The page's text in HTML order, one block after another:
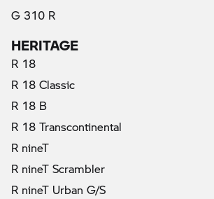
G 310 R
HERITAGE
R 18
R 18 Classic
R 18 B
R 18 Transcontinental
R nineT
R nineT Scrambler
R nineT Urban G/S